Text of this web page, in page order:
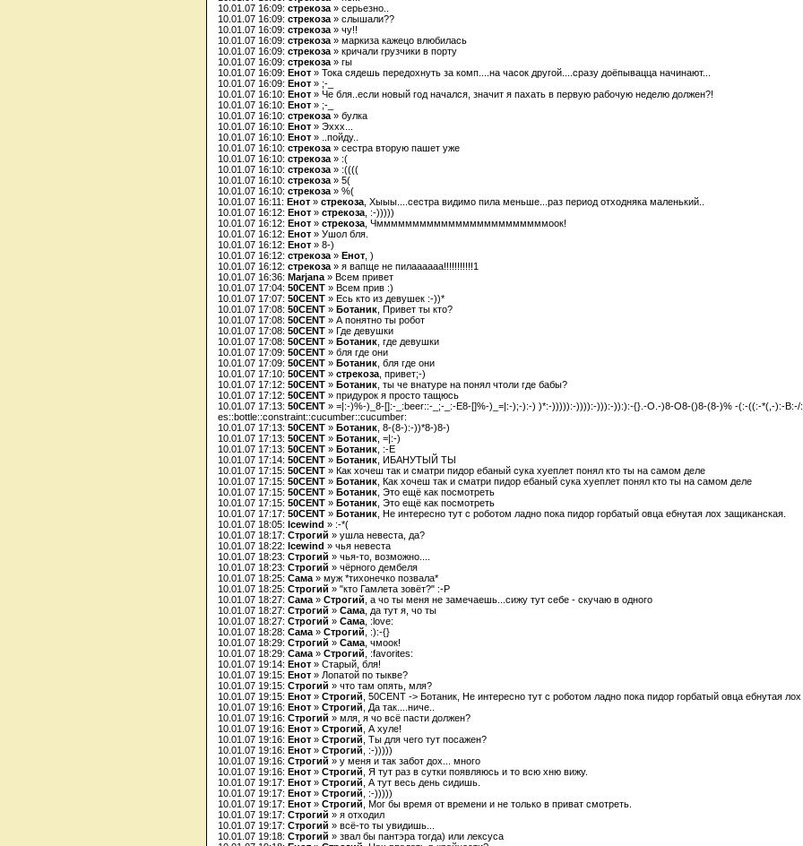
10.01.07 16:09: стрекоза » серьезно..
10.01.07 16:09: стрекоза » слышали??
10.01.07 16:09: стрекоза » чу!!
10.01.07 16:09: стрекоза » маркиза кажецо влюбилась
10.01.07 16:09: стрекоза » кричали грузчики в порту
10.01.07 16:09: стрекоза » гы
10.01.07 16:09: Енот » Тока сядешь передохнуть за комп....на часок другой....сразу доёпывацца начинают...
10.01.07 16:09: Енот » ;-_
10.01.07 16:10: Енот » Че бля..если новый год начался, значит я пахать в первую рабочую неделю должен?!
10.01.07 16:10: Енот » ;-_
10.01.07 16:10: стрекоза » булка
10.01.07 16:10: Енот » Эххх...
10.01.07 16:10: Енот » ..пойду..
10.01.07 16:10: стрекоза » сестра вторую пашет уже
10.01.07 16:10: стрекоза » :(
10.01.07 16:10: стрекоза » :((((
10.01.07 16:10: стрекоза » 5(
10.01.07 16:10: стрекоза » %(
10.01.07 16:11: Енот » стрекоза , Хыыы....сестра видимо пила меньше...раз период отходняка маленький..
10.01.07 16:12: Енот » стрекоза , :-)))))
10.01.07 16:12: Енот » стрекоза , Чммммммммммммммммммммммммоок!
10.01.07 16:12: Енот » Ушол бля.
10.01.07 16:12: Енот » 8-)
10.01.07 16:12: стрекоза » Енот , )
10.01.07 16:12: стрекоза » я вапще не пилаааааа!!!!!!!!!!!1
10.01.07 16:36: Marjana » Всем привет
10.01.07 17:04: 50CENT » Всем прив :)
10.01.07 17:07: 50CENT » Есь кто из девушек :-))*
10.01.07 17:08: 50CENT » Ботаник , Привет ты кто?
10.01.07 17:08: 50CENT » А понятно ты робот
10.01.07 17:08: 50CENT » Где девушки
10.01.07 17:08: 50CENT » Ботаник , где девушки
10.01.07 17:09: 50CENT » бля где они
10.01.07 17:09: 50CENT » Ботаник , бля где они
10.01.07 17:10: 50CENT » стрекоза , привет;-)
10.01.07 17:12: 50CENT » Ботаник , ты че внатуре на понял чтоли где бабы?
10.01.07 17:12: 50CENT » придурок я просто тащюсь
10.01.07 17:13: 50CENT » =|:-)%-)_8-[]:-_:beer::-_;-_:-E8-[]%-)_=|:-);-):-) )*:-))))):-)))):-))):-)):):-{}.-O.-)8-O8-()8-(8-)% -(:-((:-*(,-):-B:-/
es::bottle::constraint::cucumber::cucumber:
10.01.07 17:13: 50CENT » Ботаник , 8-(8-):-))*8-)8-)
10.01.07 17:13: 50CENT » Ботаник , =|:-)
10.01.07 17:13: 50CENT » Ботаник , :-E
10.01.07 17:14: 50CENT » Ботаник , ИБАНУТЫЙ ТЫ
10.01.07 17:15: 50CENT » Как хочеш так и сматри пидор ебаный сука хуеплет понял кто ты на самом деле
10.01.07 17:15: 50CENT » Ботаник , Как хочеш так и сматри пидор ебаный сука хуеплет понял кто ты на самом деле
10.01.07 17:15: 50CENT » Ботаник , Это ещё как посмотреть
10.01.07 17:15: 50CENT » Ботаник , Это ещё как посмотреть
10.01.07 17:17: 50CENT » Ботаник , Не интересно тут с роботом ладно пока пидор горбатый овца ебнутая лох защиканская.
10.01.07 18:05: Icewind » :-*(
10.01.07 18:17: Строгий » ушла невеста, да?
10.01.07 18:22: Icewind » чья невеста
10.01.07 18:23: Строгий » чья-то, возможно....
10.01.07 18:23: Строгий » чёрного дембеля
10.01.07 18:25: Сама » муж *тихонечко позвала*
10.01.07 18:25: Строгий » "кто Гамлета зовёт?" :-P
10.01.07 18:27: Сама » Строгий , а чо ты меня не замечаешь...сижу тут себе - скучаю в одного
10.01.07 18:27: Строгий » Сама , да тут я, чо ты
10.01.07 18:27: Строгий » Сама , :love:
10.01.07 18:28: Сама » Строгий , :):-{}
10.01.07 18:29: Строгий » Сама , чмоок!
10.01.07 18:29: Сама » Строгий , :favorites:
10.01.07 19:14: Енот » Старый, бля!
10.01.07 19:15: Енот » Лопатой по тыкве?
10.01.07 19:15: Строгий » что там опять, мля?
10.01.07 19:15: Енот » Строгий , 50CENT -> Ботаник, Не интересно тут с роботом ладно пока пидор горбатый овца ебнутая лох
10.01.07 19:16: Енот » Строгий , Да так....ниче..
10.01.07 19:16: Строгий » мля, я чо всё пасти должен?
10.01.07 19:16: Енот » Строгий , А хуле!
10.01.07 19:16: Енот » Строгий , Ты для чего тут посажен?
10.01.07 19:16: Енот » Строгий , :-)))))
10.01.07 19:16: Строгий » у меня и так забот дох... много
10.01.07 19:16: Енот » Строгий , Я тут раз в сутки появляюсь и то всю хню вижу.
10.01.07 19:17: Енот » Строгий , А тут весь день сидишь.
10.01.07 19:17: Енот » Строгий , :-)))))
10.01.07 19:17: Енот » Строгий , Мог бы время от времени и не только в приват смотреть.
10.01.07 19:17: Строгий » я отходил
10.01.07 19:17: Строгий » всё-то ты увидишь...
10.01.07 19:18: Строгий » звал бы пантэра тогда) или лексуса